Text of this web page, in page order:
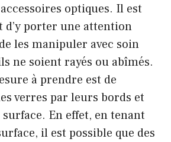
optiques. Il est
porter une attention
les manipuler avec soin
ne soient rayés ou abîmés.
à prendre est de
verres par leurs bords et
En effet, en tenant
il est possible que des